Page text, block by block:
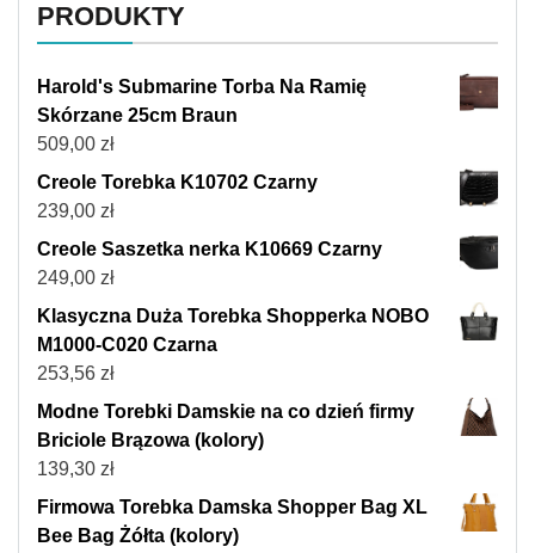
PRODUKTY
Harold's Submarine Torba Na Ramię
Skórzane 25cm Braun
509,00 zł
Creole Torebka K10702 Czarny
239,00 zł
Creole Saszetka nerka K10669 Czarny
249,00 zł
Klasyczna Duża Torebka Shopperka NOBO
M1000-C020 Czarna
253,56 zł
Modne Torebki Damskie na co dzień firmy
Briciole Brązowa (kolory)
139,30 zł
Firmowa Torebka Damska Shopper Bag XL
Bee Bag Żółta (kolory)